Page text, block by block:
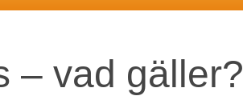
– vad gäller?